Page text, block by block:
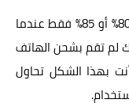
ولكن من خلال إعادة ملء البطارية بنسبة 80% أو 85% فقط عندما
يعني أنك لم تقم بشحن الهاتف
بهذا الشكل تحاول